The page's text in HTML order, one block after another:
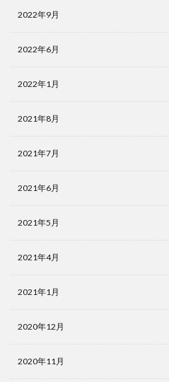
2022年9月
2022年6月
2022年1月
2021年8月
2021年7月
2021年6月
2021年5月
2021年4月
2021年1月
2020年12月
2020年11月